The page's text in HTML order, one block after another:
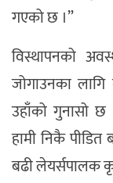
गएको छ ।”
विस्थापनको
जोगाउनका
उहाँको गुनासो छ
हामी निकै
बढी लेयर्सपालक